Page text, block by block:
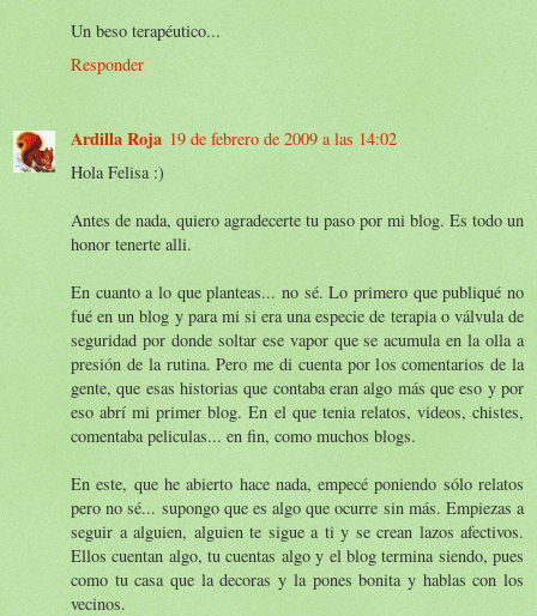
Un beso terapéutico...
Responder
Ardilla Roja 19 de febrero de 2009 a las 14:02
Hola Felisa :)
Antes de nada, quiero agradecerte tu paso por mi blog. Es todo un
honor tenerte alli.
En cuanto a lo que planteas... no sé. Lo primero que publiqué no
fué en un blog y para mi si era una especie de terapia o válvula de
seguridad por donde soltar ese vapor que se acumula en la olla a
presión de la rutina. Pero me di cuenta por los comentarios de la
gente, que esas historias que contaba eran algo más que eso y por
eso abrí mi primer blog. En el que tenia relatos, videos, chistes,
comentaba peliculas... en fin, como muchos blogs.
En este, que he abierto hace nada, empecé poniendo sólo relatos
pero no sé... supongo que es algo que ocurre sin más. Empiezas a
seguir a alguien, alguien te sigue a ti y se crean lazos afectivos.
Ellos cuentan algo, tu cuentas algo y el blog termina siendo, pues
como tu casa que la decoras y la pones bonita y hablas con los
vecinos.